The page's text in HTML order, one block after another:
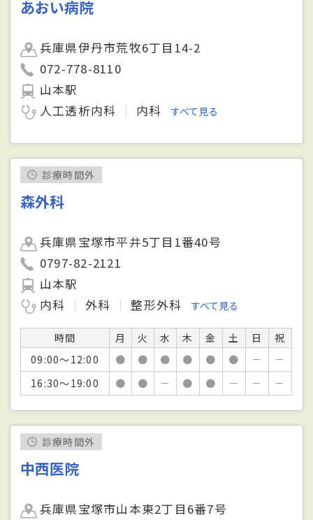
あおい病院
兵庫県伊丹市荒牧6丁目14-2
072-778-8110
山本駅
人工透析内科
内科 すべて見る
診療時間外
森外科
兵庫県宝塚市平井5丁目1番40号
0797-82-2121
山本駅
内科
外科 整形外科 すべて見る
時間 月 火 水 木 金 土 日
祝
09:00～12:00
● ● ● ● ● ● －
－
16:30～19:00
● ● － ● ● － － －
診療時間外
中西医院
兵庫県宝塚市山本東2丁目6番7号